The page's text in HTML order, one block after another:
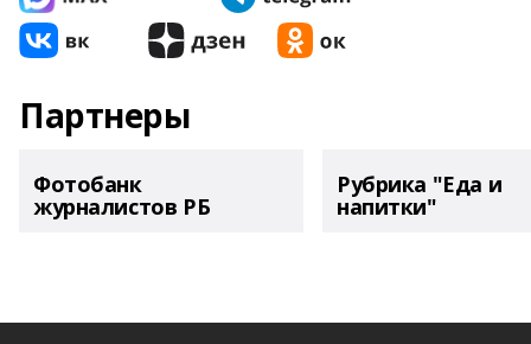
Партнеры
Фотобанк
журналистов РБ
Рубрика "Еда и
напитки"